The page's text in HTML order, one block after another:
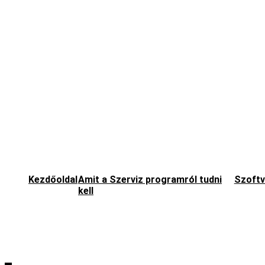
KezdőoldalAmit a Szerviz programról tudni
kell